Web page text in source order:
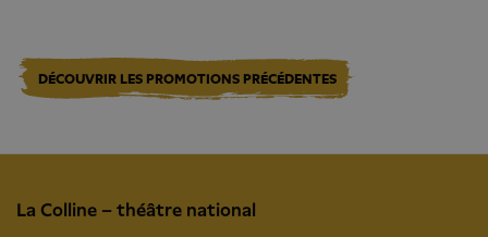
DÉCOUVRIR LES PROMOTIONS PRÉCÉDENTES
La Colline – théâtre national